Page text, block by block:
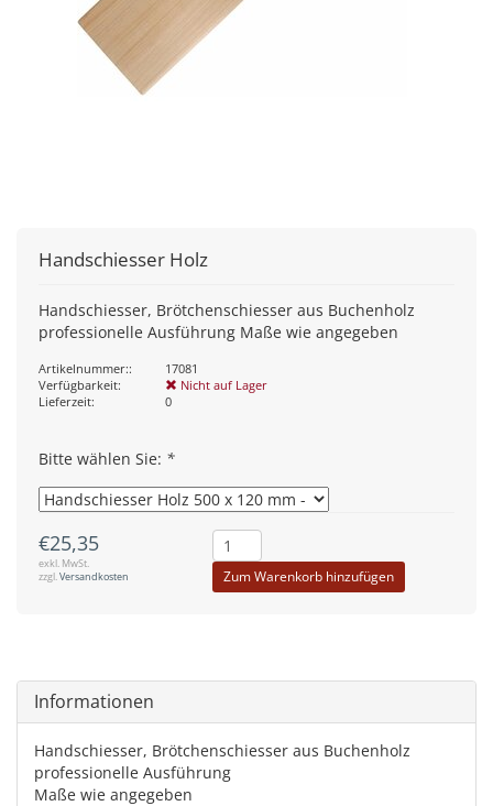
Handschiesser Holz
Handschiesser, Brötchenschiesser aus Buchenholz
professionelle Ausführung Maße wie angegeben
Artikelnummer::
17081
Verfügbarkeit:
Nicht auf Lager
Lieferzeit:
0
Bitte wählen Sie: *
€25,35
exkl. MwSt.
zzgl.Versandkosten Zum Warenkorb hinzufügen
Informationen
Handschiesser, Brötchenschiesser aus Buchenholz
professionelle Ausführung
Maße wie angegeben